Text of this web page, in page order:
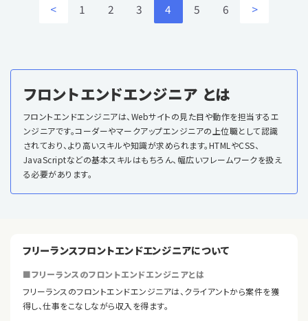
< 1 2 3 4 5 6 >
フロントエンドエンジニア とは
フロントエンドエンジニアは、Webサイトの見た目や動作を担当するエ
ンジニアです。コーダーやマークアップエンジニアの上位職として認識
されており、より高いスキルや知識が求められます。HTMLやCSS、
JavaScriptなどの基本スキルはもちろん、幅広いフレームワークを扱え
る必要があります。
フリーランスフロントエンドエンジニアについて
■フリーランスのフロントエンドエンジニアとは
フリーランスのフロントエンドエンジニアは、クライアントから案件を獲
得し、仕事をこなしながら収入を得ます。